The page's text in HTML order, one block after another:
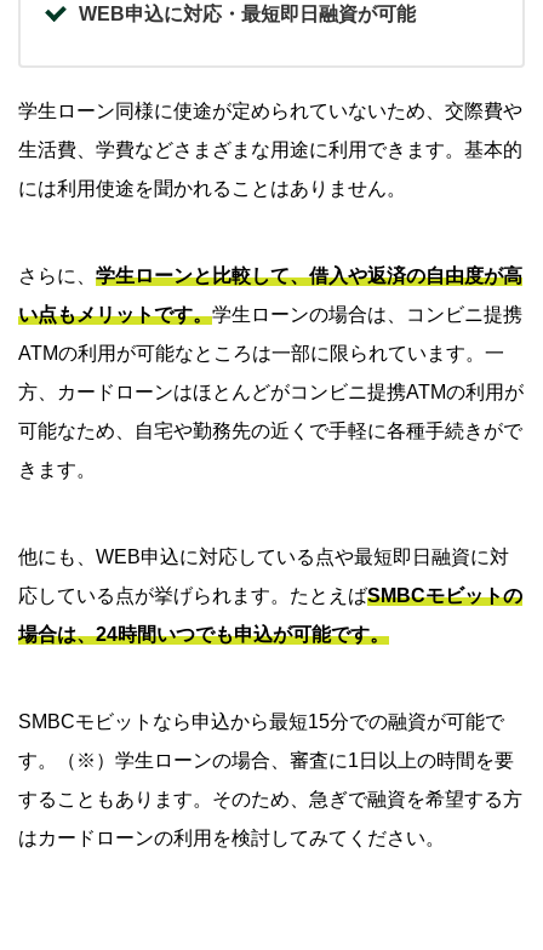
WEB申込に対応・最短即日融資が可能
学生ローン同様に使途が定められていないため、交際費や
生活費、学費などさまざまな用途に利用できます。基本的
には利用使途を聞かれることはありません。
さらに、 学生ローンと比較して、借入や返済の自由度が高
い点もメリットです。学生ローンの場合は、コンビニ提携
ATMの利用が可能なところは一部に限られています。一
方、カードローンはほとんどがコンビニ提携ATMの利用が
可能なため、自宅や勤務先の近くで手軽に各種手続きがで
きます。
他にも、WEB申込に対応している点や最短即日融資に対
応している点が挙げられます。たとえばSMBCモビットの
場合は、24時間いつでも申込が可能です。
SMBCモビットなら申込から最短15分での融資が可能で
す。（※）学生ローンの場合、審査に1日以上の時間を要
することもあります。そのため、急ぎで融資を希望する方
はカードローンの利用を検討してみてください。